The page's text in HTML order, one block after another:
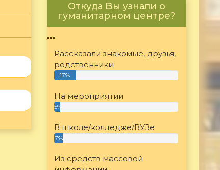
Откуда Вы узнали о
гуманитарном центре?
"""
Рассказали знакомые, друзья,
родственники
17%
На мероприятии
5%
В школе/колледже/ВУЗе
7%
Из средств массовой